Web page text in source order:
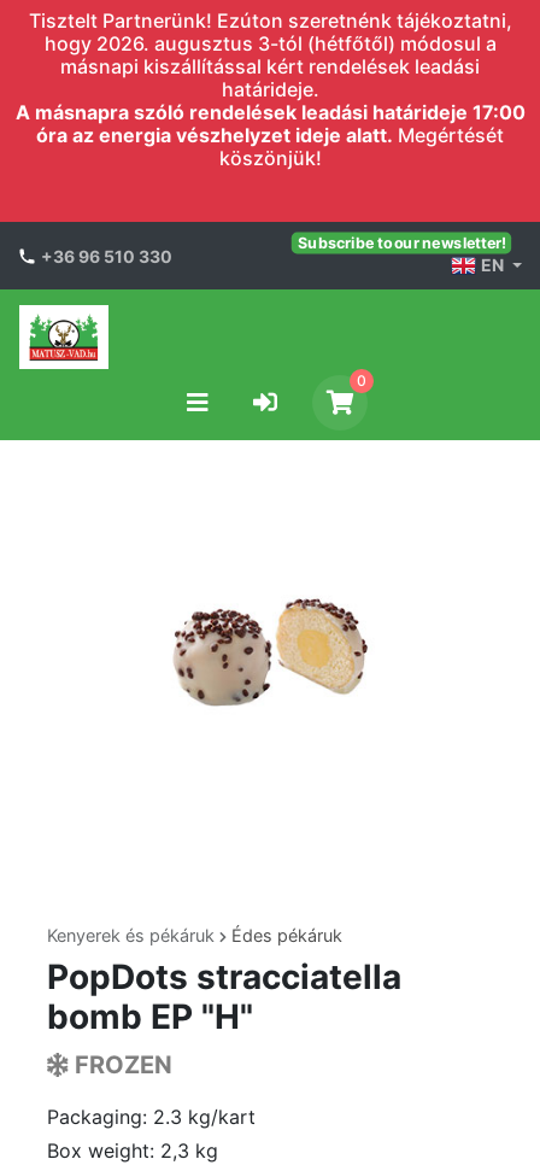
Tisztelt Partnerünk! Ezúton szeretnénk tájékoztatni,
hogy 2026. augusztus 3-tól (hétfőtől) módosul a
másnapi kiszállítással kért rendelések leadási
határideje.
A másnapra szóló rendelések leadási határideje 17:00
óra az energia vészhelyzet ideje alatt. Megértését
köszönjük!
+36 96 510 330
Subscribe to our newsletter!
EN
0
Kenyerek és pékáruk Édes pékáruk
PopDots stracciatella
bomb EP "H"
FROZEN
Packaging: 2.3 kg/kart
Box weight: 2,3 kg